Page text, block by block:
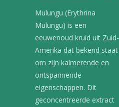
Mulungu (Erythrina
Mulungu) is een
eeuwenoud kruid uit Zuid-
Amerika dat bekend staat
om zijn kalmerende en
ontspannende
eigenschappen. Dit
geconcentreerde extract